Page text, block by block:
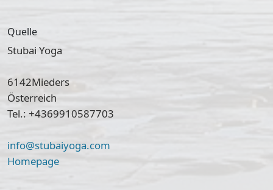
Quelle
Stubai Yoga
6142Mieders
Österreich
Tel.: +4369910587703
info@stubaiyoga.com
Homepage